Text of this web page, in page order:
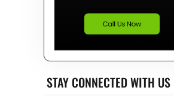
STAY CONNECTED WITH US